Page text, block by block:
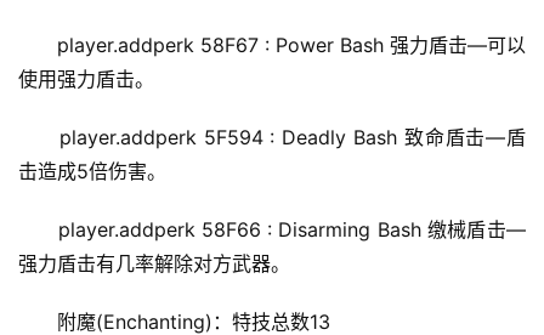
player.addperk 58F67 : Power Bash 强力盾击—可以
使用强力盾击。
player.addperk 5F594 : Deadly Bash 致命盾击—盾
击造成5倍伤害。
player.addperk 58F66 : Disarming Bash 缴械盾击—
强力盾击有几率解除对方武器。
附魔(Enchanting)：特技总数13